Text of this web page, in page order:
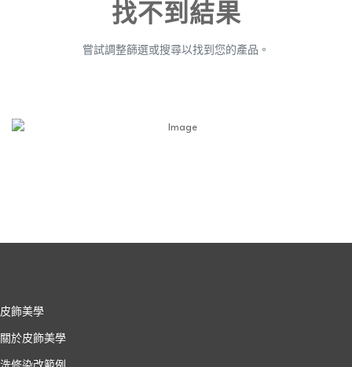
找不到結果
嘗試調整篩選或搜尋以找到您的產品。
皮飾美學
關於皮飾美學
洗修染改範例